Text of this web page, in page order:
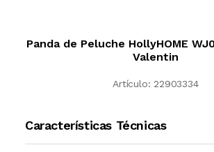
Panda de Peluche HollyHOME
Valentin
Artículo: 22903334
Características Técnicas